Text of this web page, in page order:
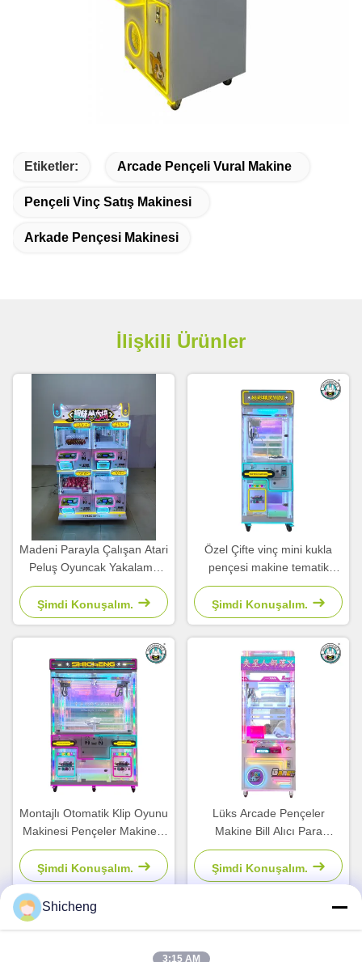
Etiketler: Arcade Pençeli Vural Makine
Pençeli Vinç Satış Makinesi
Arkade Pençesi Makinesi
İlişkili Ürünler
Madeni Parayla Çalışan Atari
Peluş Oyuncak Yakalama
Ödül Bebek Pençe Makinesi
Klips Oyuncak Makinesi
Şimdi Konuşalım.
Özel Çifte vinç mini kukla
pençesi makine tematik
parklar için müzeler
Şimdi Konuşalım.
Montajlı Otomatik Klip Oyunu
Makinesi Pençeler Makinesi
Kiremit Çift Pençeler
Makinesi
Şimdi Konuşalım.
Lüks Arcade Pençeler
Makine Bill Alıcı Para
Çekicisi Bebek Makine
Çocuk Oyunları
Şimdi Konuşalım.
Shicheng
3:15 AM